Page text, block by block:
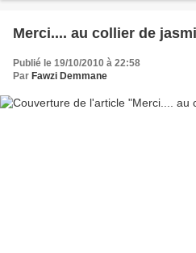
Merci.... au collier de
Publié le 19/10/2010 à 22:58
Par Fawzi Demmane